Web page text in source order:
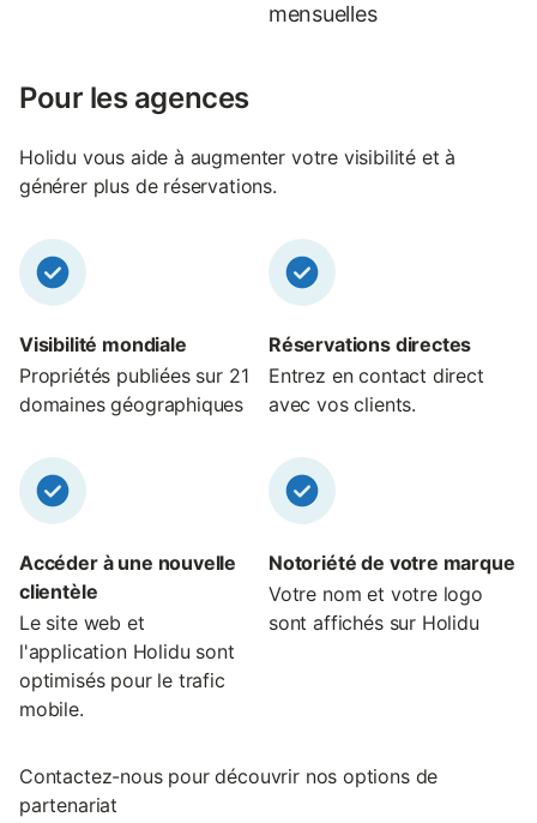
mensuelles
Pour les agences
Holidu vous aide à augmenter votre visibilité et à
générer plus de réservations.
Visibilité mondiale
Propriétés publiées sur 21
domaines géographiques
Réservations directes
Entrez en contact direct
avec vos clients.
Accéder à une nouvelle
clientèle
Le site web et
l'application Holidu sont
optimisés pour le trafic
mobile.
Notoriété de votre marque
Votre nom et votre logo
sont affichés sur Holidu
Contactez-nous pour découvrir nos options de
partenariat